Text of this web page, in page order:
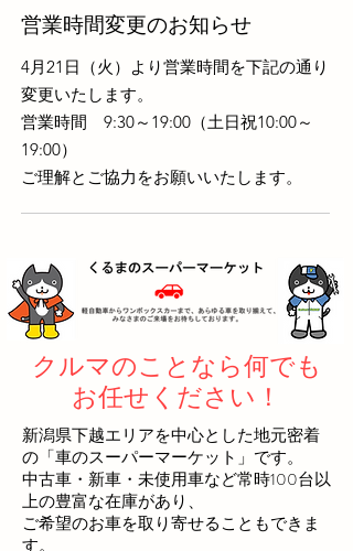
​営業時間変更のお知らせ
4月21日（火）より営業時間を下記の通り
変更いたします。
営業時間 9:30～19:00（土日祝10:00～
19:00）
ご理解とご協力をお願いいたします。
クルマのことなら何でも
お任せください！
新潟県下越エリアを中心とした地元密着
の「車のスーパーマーケット」です。​
中古車・新車・未使用車など常時100台以
上の豊富な在庫があり、
ご希望のお車を取り寄せることもできま
す。